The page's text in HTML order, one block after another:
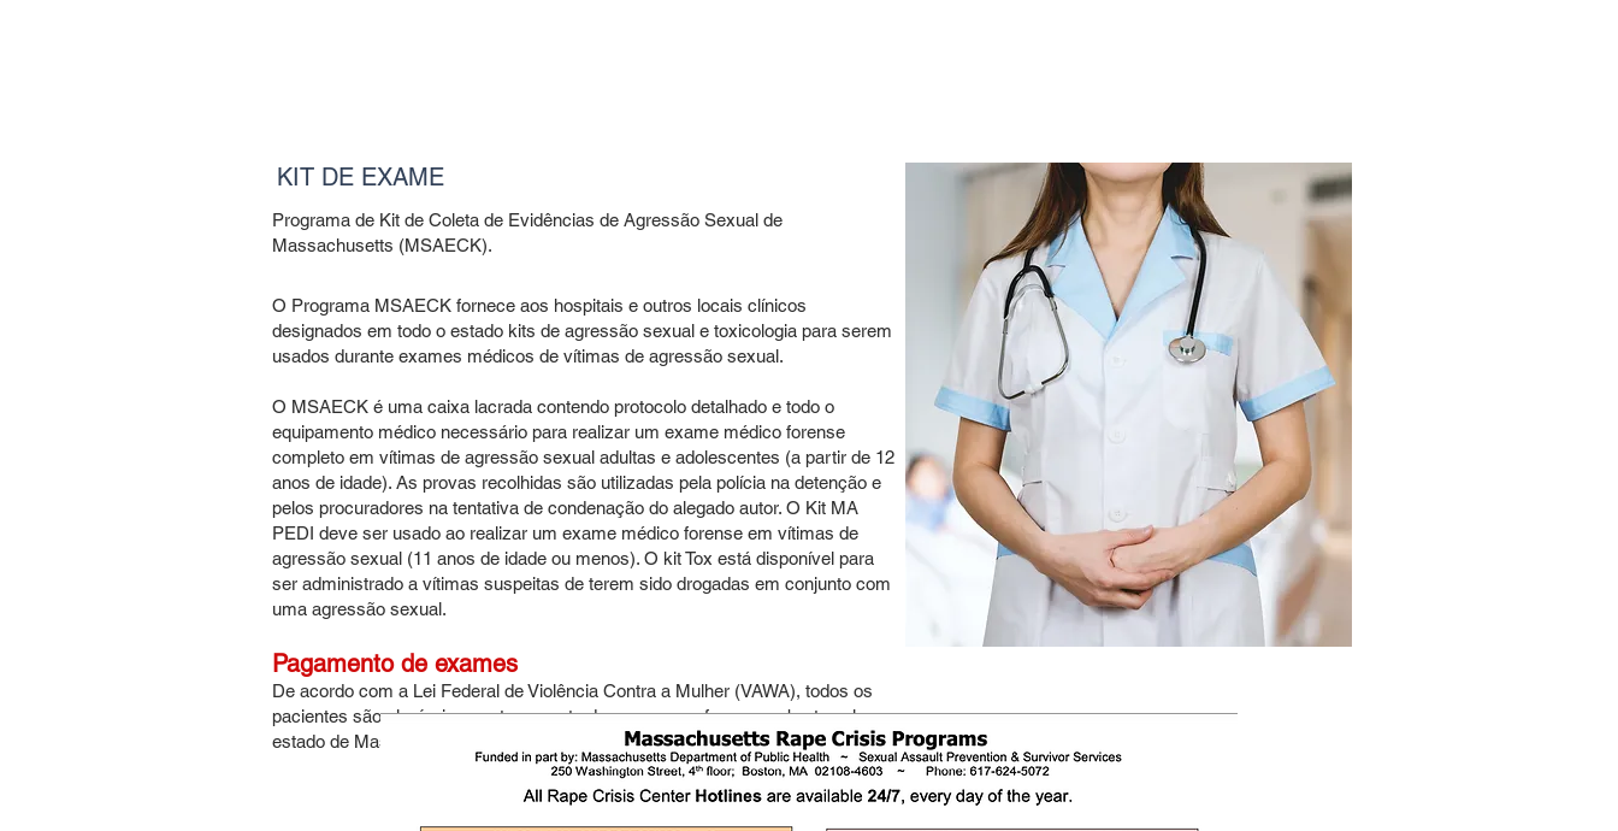
KIT DE EXAME
Programa de Kit de Coleta de Evidências de Agressão Sexual de
Massachusetts (MSAECK).
O Programa MSAECK fornece aos hospitais e outros locais clínicos
designados em todo o estado kits de agressão sexual e toxicologia para serem
usados ​​durante exames médicos de vítimas de agressão sexual.
O MSAECK é uma caixa lacrada contendo protocolo detalhado e todo o
equipamento médico necessário para realizar um exame médico forense
completo em vítimas de agressão sexual adultas e adolescentes (a partir de 12
anos de idade). As provas recolhidas são utilizadas pela polícia na detenção e
pelos procuradores na tentativa de condenação do alegado autor. O Kit MA
PEDI deve ser usado ao realizar um exame médico forense em vítimas de
agressão sexual (11 anos de idade ou menos). O kit Tox está disponível para
ser administrado a vítimas suspeitas de terem sido drogadas em conjunto com
uma agressão sexual.
Pagamento de exames
De acordo com a Lei Federal de Violência Contra a Mulher (VAWA), todos os
pacientes são elegíveis para ter o custo de seu exame forense coberto pelo
estado de Massachusetts independente de como se encontra aqui no país.